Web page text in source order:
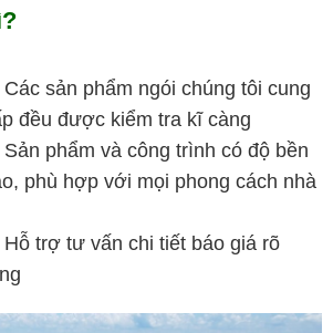
Các sản phẩm ngói chúng tôi cung
đều được kiểm tra kĩ càng
Sản phẩm và công trình có độ bền
phù hợp với mọi phong cách nhà
Hỗ trợ tư vấn chi tiết báo giá rõ